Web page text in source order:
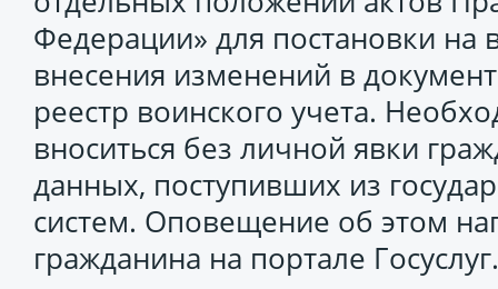
Федерации» для постановки на
внесения изменений в
реестр воинского учета.
вноситься без личной явки
данных, поступивших из
систем. Оповещение об этом
гражданина на портале Госуслуг.